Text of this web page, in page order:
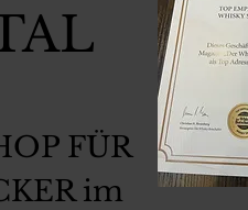
FÜR
im